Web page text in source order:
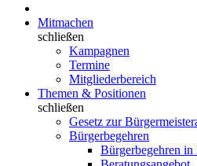
Mitmachen
schließen
Kampagnen
Termine
Mitgliederbereich
Themen & Positionen
schließen
Gesetz zur
Bürgerbegehren
Bürgerbegehren